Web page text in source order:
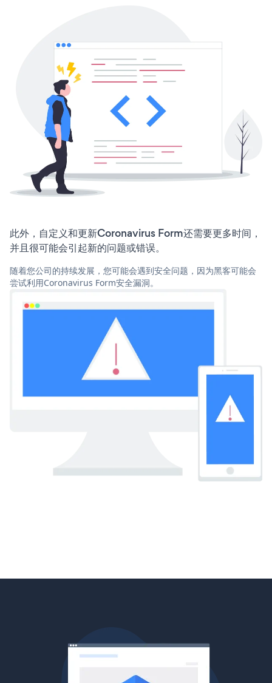
此外，自定义和更新Coronavirus Form还需要更多时间，
并且很可能会引起新的问题或错误。
随着您公司的持续发展，您可能会遇到安全问题，因为黑客可能会
尝试利用Coronavirus Form安全漏洞。